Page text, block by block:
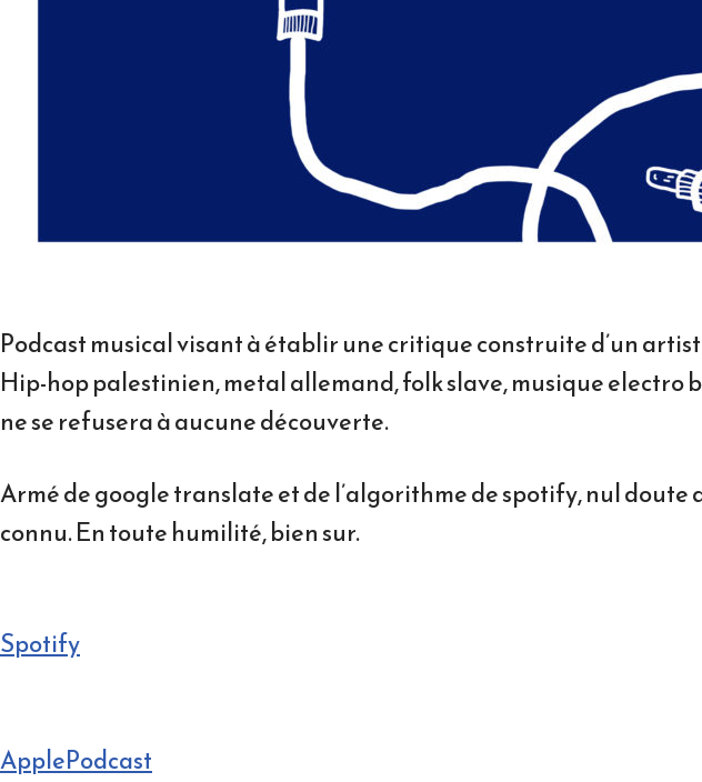
Podcast musical visant à établir une critique construite d’un
Hip-hop palestinien, metal allemand, folk slave, musique electro
ne se refusera à aucune découverte.
Armé de google translate et de l’algorithme de spotify, nul
connu. En toute humilité, bien sur.
Spotify
ApplePodcast